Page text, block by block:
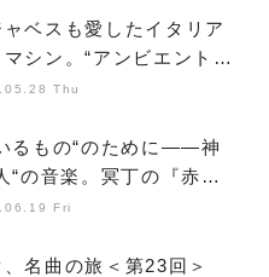
ベスも愛したイタリア
シン。“アンビエントの
作の原点と、「動き」に
Thu
るもの“のために――神
“の音楽。冥丁の『赤城
ート Fri
、名曲の旅＜第23回＞